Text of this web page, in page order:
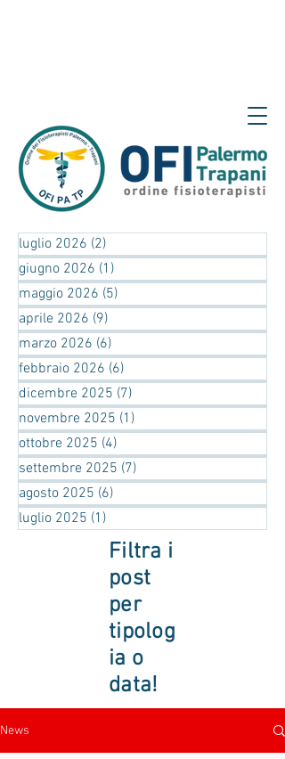
luglio 2026 (2)
giugno 2026 (1)
maggio 2026 (5)
aprile 2026 (9)
marzo 2026 (6)
febbraio 2026 (6)
dicembre 2025 (7)
novembre 2025 (1)
ottobre 2025 (4)
settembre 2025 (7)
agosto 2025 (6)
luglio 2025 (1)
Filtra i
post
per
tipolog
ia o
data!
News